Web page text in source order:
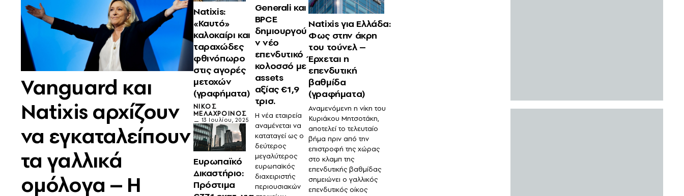
Vanguard και
Natixis αρχίζουν
να εγκαταλείπουν
τα γαλλικά
ομόλογα – Η
Natixis:
«Καυτό»
καλοκαίρι και
ταραχώδες
φθινόπωρο
στις αγορές
μετοχών
(γραφήματα)
ΝΊΚΟΣ
ΜΕΛΑΧΡΟΙΝΌΣ
13 Ιουλίου, 2025
Ευρωπαϊκό
Δικαστήριο:
Πρόστιμα
Generali και
BPCE
δημιουργού
ν νέο
επενδυτικό
κολοσσό με
assets
αξίας €1,9
τρισ.
Η νέα εταιρεία
αναμένεται να
καταταγεί ως ο
δεύτερος
μεγαλύτερος
ευρωπαϊκός
διαχειριστής
περιουσιακών
Natixis για Ελλάδα:
Φως στην άκρη
του τούνελ –
Έρχεται η
επενδυτική
βαθμίδα
(γραφήματα)
Αναμενόμενη η νίκη του
Κυριάκου Μητσοτάκη,
αποτελεί το τελευταίο
βήμα πριν από την
επιστροφή της χώρας
στο κλαμπ της
επενδυτικής βαθμίδας
σημειώνει ο γαλλικός
επενδυτικός οίκος